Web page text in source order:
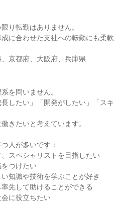
り転勤はありません。
に合わせた支社への転勤にも柔軟
京都府、大阪府、兵庫県
を問いません。
したい」「開発がしたい」「スキ
きたいと考えています。
人が多いです：
スペシャリストを目指したい
をつけたい
知識や技術を学ぶことが好き
先して助けることができる
に役立ちたい